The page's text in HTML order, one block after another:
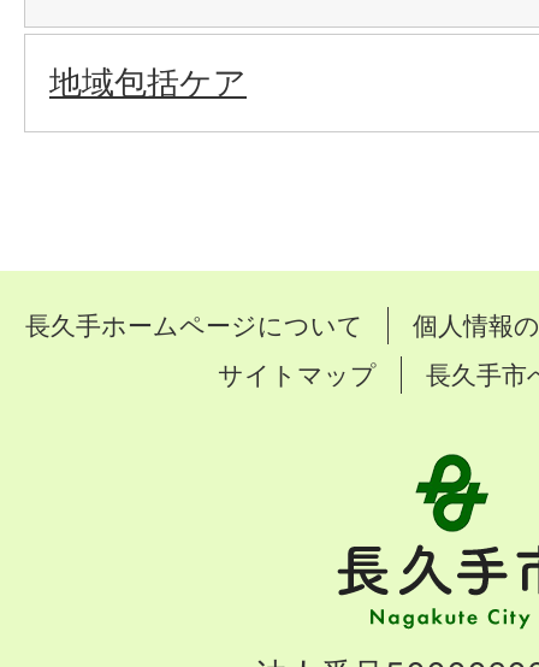
地域包括ケア
長久手ホームページについて
個人情報
サイトマップ
長久手市
手
市